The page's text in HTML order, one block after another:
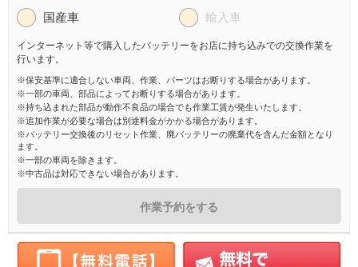
国産車 輸入車
インターネット等で購入したバッテリーをお店に持ち込みでの交換作業を
行います。
※保安基準に適合しない車両、作業、パーツはお断りする場合があります。
※一部の車両、部品によってお断りする場合があります。
※持ち込まれた部品が動作不良品の場合でも作業工賃が発生いたします。
※追加作業が必要な場合は別途料金がかかる場合があります。
※バッテリー交換後のリセット作業、廃バッテリーの廃棄代を含んだ金額となり
ます。
※一部の車両を除きます。
※中古品は対応できない場合があります。
作業予約をする